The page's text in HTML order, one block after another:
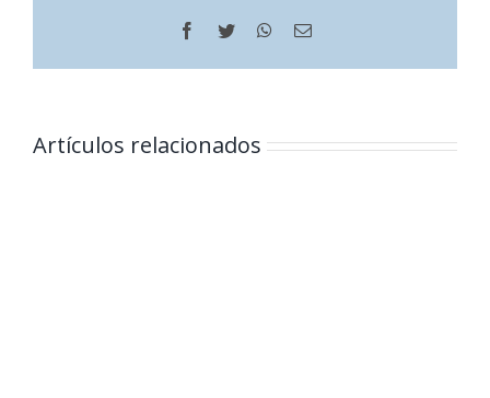
Facebook
Twitter WhatsApp
Correo
Artículos relacionados